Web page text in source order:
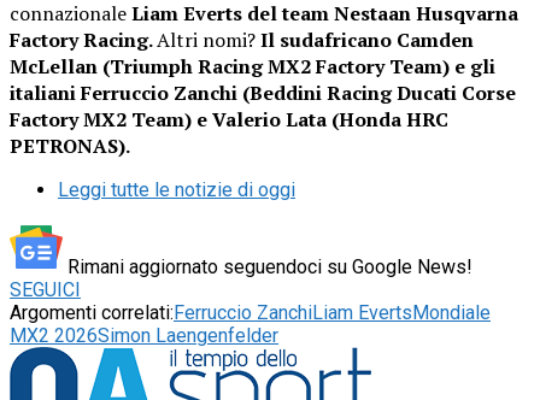
connazionaleLiam Everts del team Nestaan Husqvarna
Factory Racing.Altri nomi?Il sudafricano Camden
McLellan (Triumph Racing MX2 Factory Team) e gli
italiani Ferruccio Zanchi (Beddini Racing Ducati Corse
Factory MX2 Team) e Valerio Lata (Honda HRC
PETRONAS).
Leggi tutte le notizie di oggi
Rimani aggiornato seguendoci su Google News!
SEGUICI
Argomenti correlati:Ferruccio ZanchiLiam EvertsMondiale
MX2 2026Simon Laengenfelder